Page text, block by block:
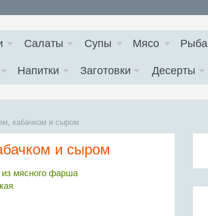
Салаты Супы Мясо Рыба
Напитки Заготовки Десерты
кабачком и сыром
и сыром
мясного фарша